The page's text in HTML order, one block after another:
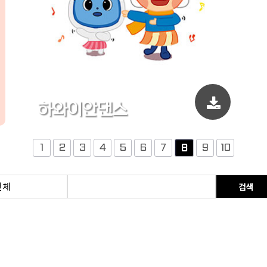
하와이안댄스
1 2 3 4 5 6 7 8 9 10
검색